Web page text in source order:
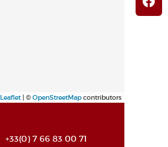
Leaflet| © OpenStreetMap contributors
+33(0) 7 66 83 00 71